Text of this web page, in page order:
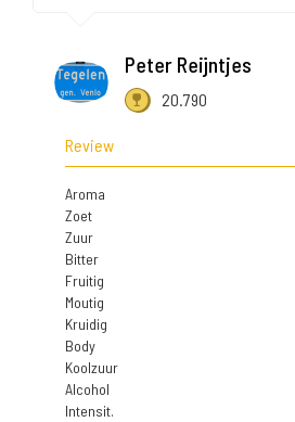
Peter Reijntjes
20.790
Review
Aroma
Zoet
Zuur
Bitter
Fruitig
Moutig
Kruidig
Body
Koolzuur
Alcohol
Intensit.